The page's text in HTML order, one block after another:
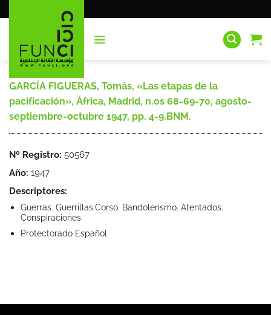
al
GARCÍA FIGUERAS, Tomás, «Las etapas de la
pacificación», África, Madrid, n.os 68-69-70, agosto-
septiembre-octubre 1947, pp. 4-9.BNM.
Nº Registro: 50567
Año: 1947
Descriptores:
Guerras. Guerrillas.Corso. Bandolerismo. Atentados.
Conspiraciones
Protectorado Español